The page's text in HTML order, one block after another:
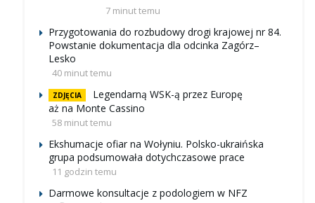
7 minut temu
Przygotowania do rozbudowy drogi krajowej nr 84.
Powstanie dokumentacja dla odcinka Zagórz–
Lesko
40 minut temu
ZDJĘCIA
Legendarną WSK-ą przez Europę
aż na Monte Cassino
58 minut temu
Ekshumacje ofiar na Wołyniu. Polsko-ukraińska
grupa podsumowała dotychczasowe prace
11 godzin temu
Darmowe konsultacje z podologiem w NFZ